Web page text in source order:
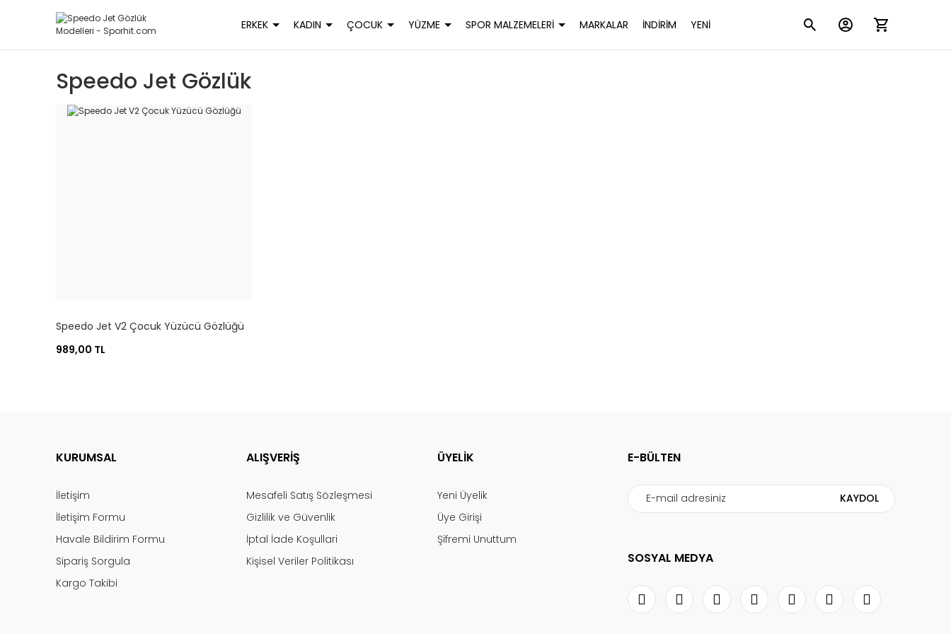
ERKEK KADIN ÇOCUK YÜZME SPOR MALZEMELERİ MARKALAR İNDİRİM YENİ
Speedo Jet Gözlük
Speedo Jet V2 Çocuk Yüzücü Gözlüğü
989,00 TL
KURUMSAL
İletişim
İletişim Formu
Havale Bildirim Formu
Sipariş Sorgula
Kargo Takibi
ALIŞVERİŞ
Mesafeli Satış Sözleşmesi
Gizlilik ve Güvenlik
İptal İade Koşullari
Kişisel Veriler Politikası
ÜYELİK
Yeni Üyelik
Üye Girişi
Şifremi Unuttum
E-BÜLTEN
KAYDOL
SOSYAL MEDYA